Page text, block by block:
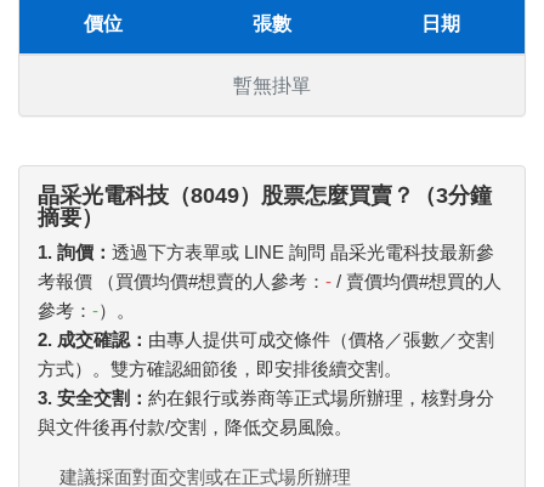
價位 張數 日期
暫無掛單
晶采光電科技（8049）股票怎麼買賣？（3分鐘
摘要）
1. 詢價： 透過下方表單或 LINE 詢問 晶采光電科技最新參
考報價 （買價均價#想賣的人參考： - / 賣價均價#想買的人
參考： -）。
2. 成交確認： 由專人提供可成交條件（價格／張數／交割
方式）。雙方確認細節後，即安排後續交割。
3. 安全交割： 約在銀行或券商等正式場所辦理，核對身分
與文件後再付款/交割，降低交易風險。
建議採面對面交割或在正式場所辦理